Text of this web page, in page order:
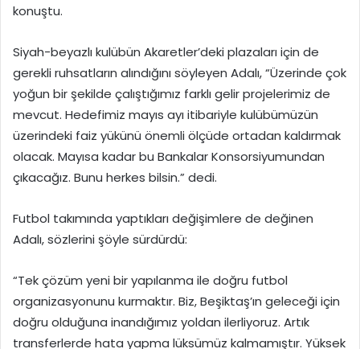
konuştu.
Siyah-beyazlı kulübün Akaretler’deki plazaları için de
gerekli ruhsatların alındığını söyleyen Adalı, “Üzerinde çok
yoğun bir şekilde çalıştığımız farklı gelir projelerimiz de
mevcut. Hedefimiz mayıs ayı itibariyle kulübümüzün
üzerindeki faiz yükünü önemli ölçüde ortadan kaldırmak
olacak. Mayısa kadar bu Bankalar Konsorsiyumundan
çıkacağız. Bunu herkes bilsin.” dedi.
Futbol takımında yaptıkları değişimlere de değinen
Adalı, sözlerini şöyle sürdürdü:
“Tek çözüm yeni bir yapılanma ile doğru futbol
organizasyonunu kurmaktır. Biz, Beşiktaş’ın geleceği için
doğru olduğuna inandığımız yoldan ilerliyoruz. Artık
transferlerde hata yapma lüksümüz kalmamıştır. Yüksek